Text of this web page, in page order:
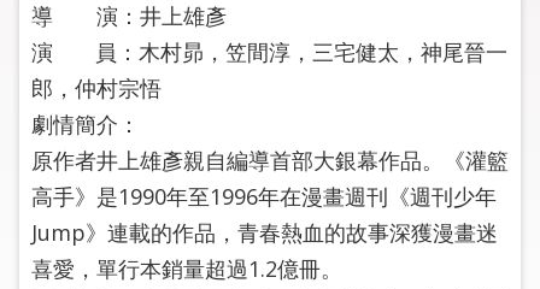
關
於
市
圖
線
上
申
導 演：井上雄彥
演 員：木村昴，笠間淳，三宅健太，神尾晉一
郎，仲村宗悟
劇情簡介：
原作者井上雄彥親自編導首部大銀幕作品。《灌籃
高手》是1990年至1996年在漫畫週刊《週刊少年
Jump》連載的作品，青春熱血的故事深獲漫畫迷
喜愛，單行本銷量超過1.2億冊。